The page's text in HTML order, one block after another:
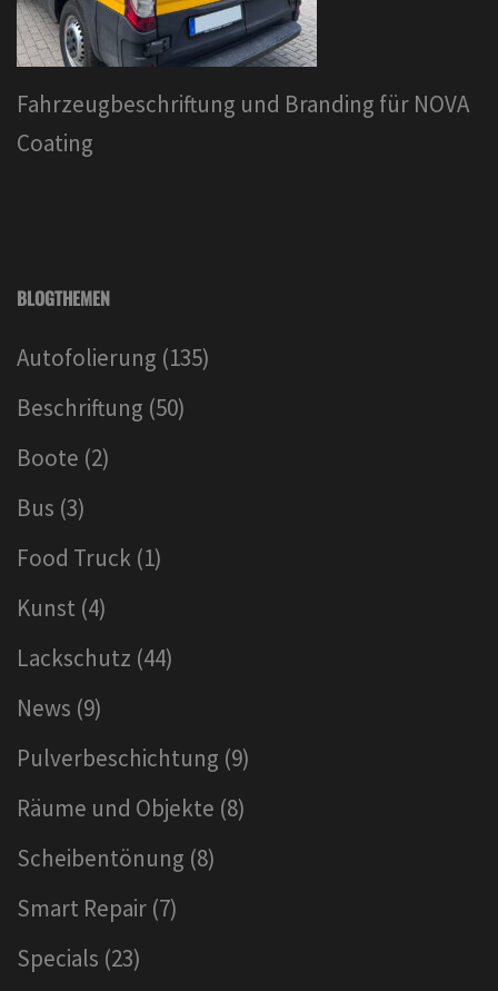
Fahrzeugbeschriftung und Branding für NOVA
Coating
BLOGTHEMEN
Autofolierung (135)
Beschriftung (50)
Boote (2)
Bus (3)
Food Truck (1)
Kunst (4)
Lackschutz (44)
News (9)
Pulverbeschichtung (9)
Räume und Objekte (8)
Scheibentönung (8)
Smart Repair (7)
Specials (23)